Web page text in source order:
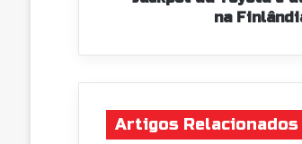
na
Artigos Relacionados